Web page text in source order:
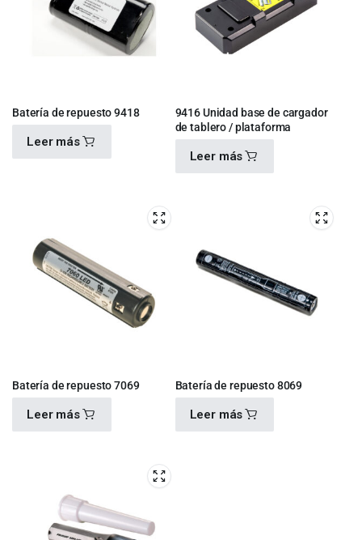
Batería de repuesto 9418
Leer más
9416 Unidad base de cargador
de tablero / plataforma
Leer más
Batería de repuesto 7069
Leer más
Batería de repuesto 8069
Leer más